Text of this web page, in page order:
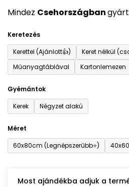
Mindez Csehországban
Keretezés
Kerettel (Ajánlott👍)
Keret nélkül
Műanyagtáblával
Kartonlemezen
Gyémántok
Kerek
Négyzet alakú
Méret
60x80cm (Legnépszerűbb⭐)
Most ajándékba adjuk a